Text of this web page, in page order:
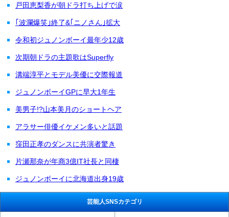
戸田恵梨香が朝ドラ打ち上げで涙
｢波瀾爆笑｣終了&｢ニノさん｣拡大
令和初ジュノンボーイ最年少12歳
次期朝ドラの主題歌はSuperfly
溝端淳平とモデル美優に交際報道
ジュノンボーイGPに早大1年生
美男子!?山本美月のショートヘア
アラサー俳優イケメン多いと話題
窪田正孝のダンスに共演者驚き
片瀬那奈が年商3億IT社長と同棲
ジュノンボーイに北海道出身19歳
芸能人SNSカテゴリ